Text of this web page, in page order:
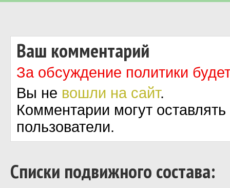
Ваш комментарий
За обсуждение политики
Вы не вошли на сайт.
Комментарии могут
пользователи.
Cписки подвижного состава: